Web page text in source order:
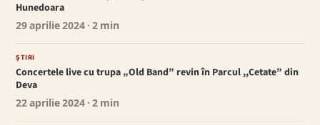
Hunedoara
29 aprilie 2024 · 2 min
ȘTIRI
Concertele live cu trupa „Old Band” revin în Parcul ,,Cetate” din
Deva
22 aprilie 2024 · 2 min